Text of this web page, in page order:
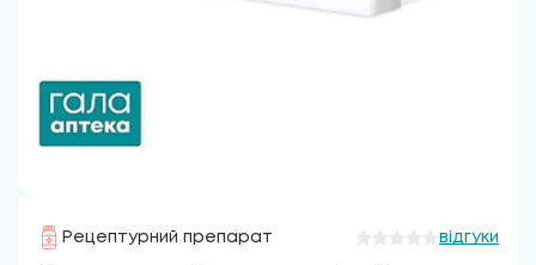
Рецептурний препарат відгуки